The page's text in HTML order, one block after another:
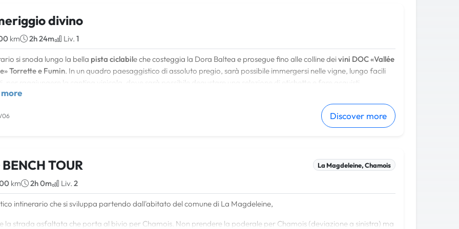
divino
km 2h 24m Liv. 1
si snoda lungo la bella pista ciclabile che costeggia la Dora Baltea e prosegue fino alle colline deivini DOC «Vallée
Torrette e Fumin. In un quadro paesaggistico di assoluto pregio, sarà possibile immergersi nelle vigne, lungo facili
per raggiungere la cantina vinicola, dove sarà possibile degustare una selezione di etichette e fare acquisti
in azienda.
meleti e i coltivi tipici
e offrono al visitatore alcuni splendidi esempi di
more
Discover more
TOUR La Magdeleine, Chamois
km 2h 0m Liv. 2
intinerario che si sviluppa partendo dall'abitato del comune di La Magdeleine,
la strada asfaltata che porta al bivio per Chamois. Non prendere la poderale per Chamois (deviazione a sinistra) ma